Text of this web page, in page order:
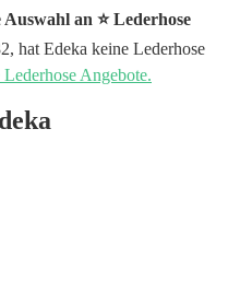
an ⭐️ Lederhose
hat Edeka keine Lederhose
Angebote.